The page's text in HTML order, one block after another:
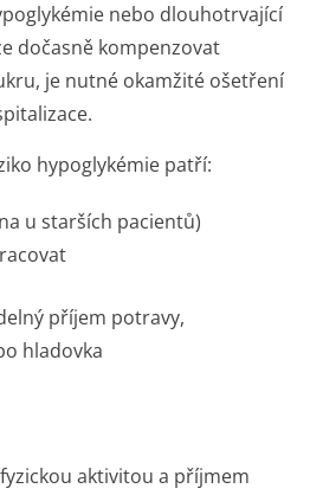
nebo dlouhotrvající
dočasně kompenzovat
je nutné okamžité ošetření
hypoglykémie patří:
u starších pacientů)
příjem potravy,
hladovka
aktivitou a příjmem